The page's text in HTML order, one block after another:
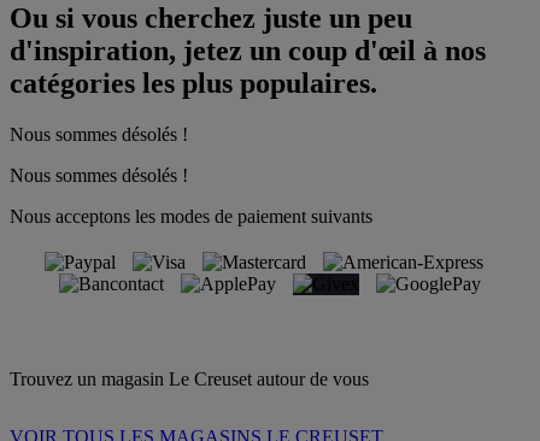
Ou si vous cherchez juste un peu
d'inspiration, jetez un coup d'œil à nos
catégories les plus populaires.
Nous sommes désolés !
Nous sommes désolés !
Nous acceptons les modes de paiement suivants
Trouvez un magasin Le Creuset autour de vous
VOIR TOUS LES MAGASINS LE CREUSET